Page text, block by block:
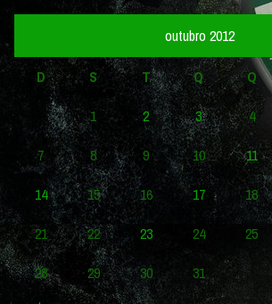
outubro 2012
D S T Q Q
1
2 3 4
7
8 9 10 11
14
15 16 17 18
21
22 23 24 25
28
29 30
31